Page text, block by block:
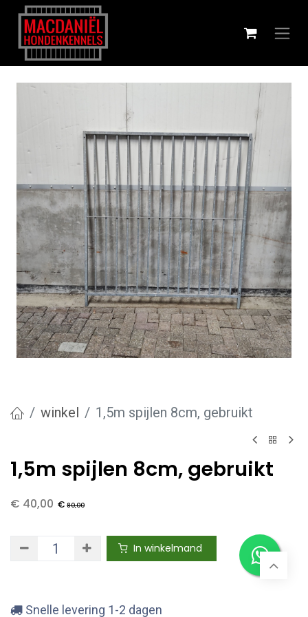
winkel 1,5m spijlen 8cm, gebruikt
1,5m spijlen 8cm, gebruikt
€ 40,00 € 80,00
In winkelmand
Snelle levering 1-2 dagen